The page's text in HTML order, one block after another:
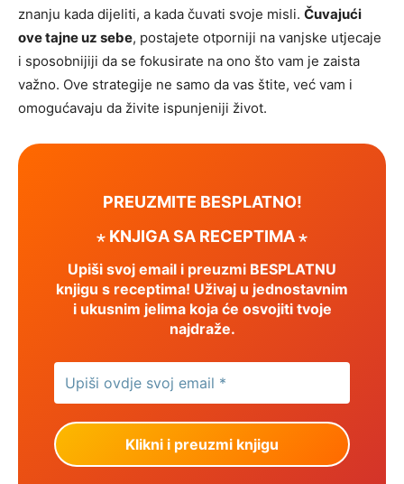
znanju kada dijeliti, a kada čuvati svoje misli. Čuvajući
ove tajne uz sebe, postajete otporniji na vanjske utjecaje
i sposobnijiji da se fokusirate na ono što vam je zaista
važno. Ove strategije ne samo da vas štite, već vam i
omogućavaju da živite ispunjeniji život.
PREUZMITE BESPLATNO!
⋆ KNJIGA SA RECEPTIMA ⋆
Upiši svoj email i preuzmi BESPLATNU
knjigu s receptima! Uživaj u jednostavnim
i ukusnim jelima koja će osvojiti tvoje
najdraže.